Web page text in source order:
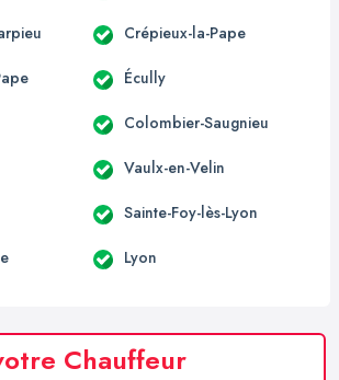
Crépieux-la-Pape
Écully
Colombier-Saugnieu
Vaulx-en-Velin
Sainte-Foy-lès-Lyon
Lyon
Chauffeur